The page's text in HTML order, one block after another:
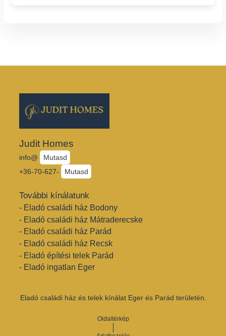
Judit Homes
info@
Mutasd
+36-70-627-
Mutasd
További kínálatunk
- Eladó családi ház Bodony
- Eladó családi ház Mátraderecske
- Eladó családi ház Parád
- Eladó családi ház Recsk
- Eladó építési telek Parád
- Eladó ingatlan Eger
Eladó családi ház és telek kínálat Eger és Parád területén.
Oldaltérkép